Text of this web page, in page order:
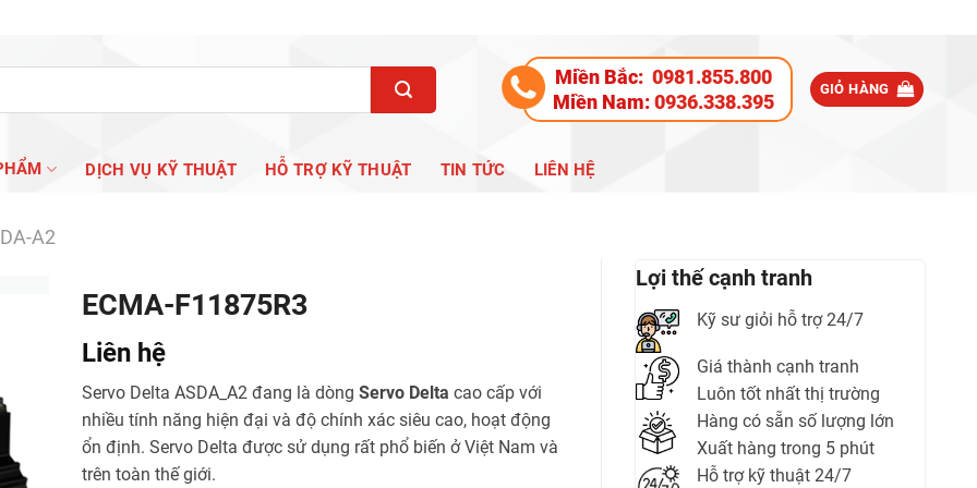
Miền Bắc: 0981.855.800
Miền Nam:0936.338.395
GIỎ HÀNG
DỊCH VỤ KỸ THUẬT HỖ TRỢ KỸ THUẬT TIN TỨC LIÊN HỆ
A2
Lợi thế cạnh tranh
Kỹ sư giỏi hỗ trợ 24/7
Giá thành cạnh tranh
Luôn tốt nhất thị trường
Hàng có sẵn số lượng lớn
Xuất hàng trong 5 phút
Hỗ trợ kỹ thuật 24/7
ECMA-F11875R3
Liên hệ
Servo Delta ASDA_A2 đang là dòng Servo Delta cao cấp với
nhiều tính năng hiện đại và độ chính xác siêu cao, hoạt động
ổn định. Servo Delta được sử dụng rất phổ biến ở Việt Nam và
trên toàn thế giới.